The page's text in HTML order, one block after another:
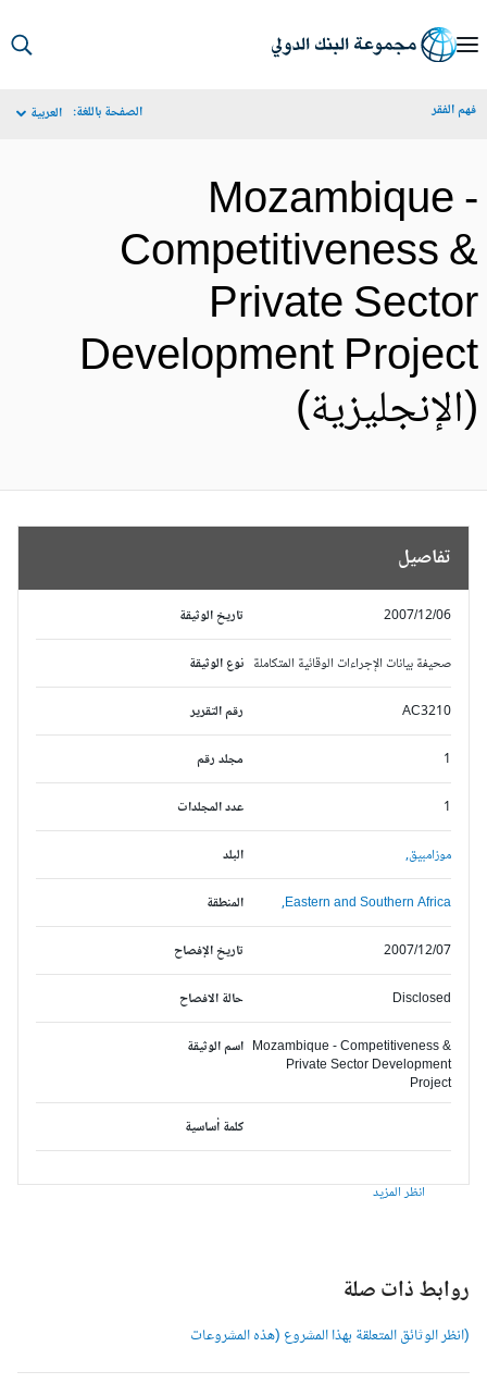
الفقر الصفحة باللغة: العربية
Mozambique
Competitiveness
Private
Development
تفاصيل
تاريخ الوثيقة 2007/12/06
نوع الوثيقة صحيفة بيانات الإجراءات الوقائية المتكاملة
رقم التقرير AC3210
مجلد رقم
عدد المجلدات
البلد موزامبيق,
المنطقة Eastern and Southern Africa,
تاريخ الإفصاح 2007/12/07
حالة الافصاح Disclosed
اسم الوثيقة Mozambique - Competitiveness &
Private Sector Development
Project
كلمة أساسية
انظر المزيد
روابط ذات صلة
(انظر الوثائق المتعلقة بهذا المشروع (هذه المشروعات